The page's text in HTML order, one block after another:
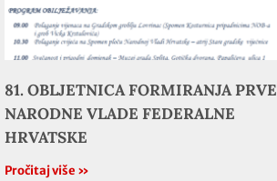
81. OBLJETNICA FORMIRANJA PRVE
NARODNE VLADE FEDERALNE
HRVATSKE
Pročitaj više »